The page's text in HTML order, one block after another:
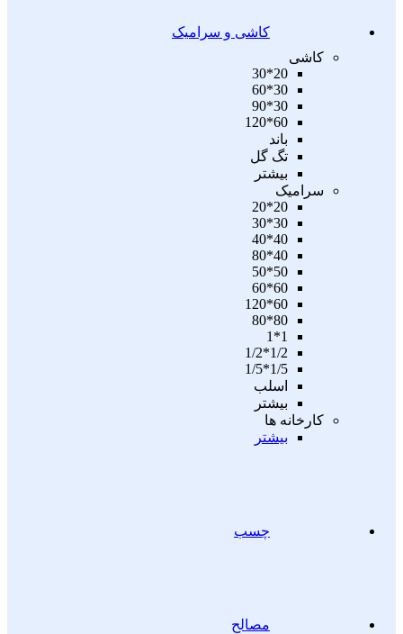
کاشی و سرامیک
کاشی
20*30
30*60
30*90
60*120
باند
تگ گل
بیشتر
سرامیک
20*20
30*30
40*40
40*80
50*50
60*60
60*120
80*80
1*1
1/2*1/2
1/5*1/5
اسلب
بیشتر
کارخانه ها
بیشتر
چسب
مصالح